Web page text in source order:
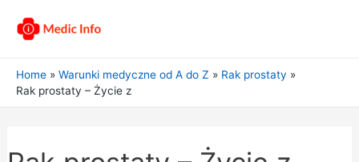
Home Warunki medyczne od A do Z
Rak prostaty
Rak prostaty – Życie z